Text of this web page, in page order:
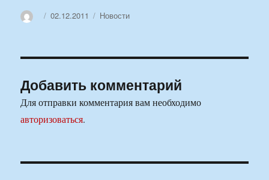
АвторОпубликовано
02.12.2011 Рубрики
Новости
Добавить комментарий
Для отправки комментария вам необходимо
авторизоваться.